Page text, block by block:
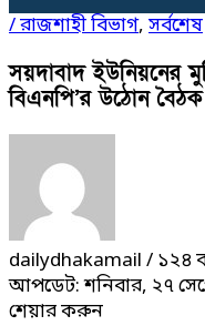
/রাজশাহী বিভাগ, সর্বশেষ
সয়দাবাদ ইউনিয়নের
বিএনপি’র উঠােন
dailydhakamail / ১২৪
আপডেট: শনিবার, ২৭
শেয়ার করুন